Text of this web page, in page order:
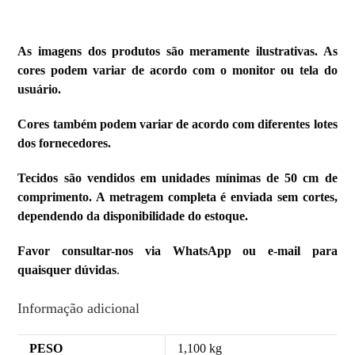
As imagens dos produtos são meramente ilustrativas. As
cores podem variar de acordo com o monitor ou tela do
usuário.
Cores também podem variar de acordo com diferentes lotes
dos fornecedores.
Tecidos são vendidos em unidades mínimas de 50 cm de
comprimento. A metragem completa é enviada sem cortes,
dependendo da disponibilidade do estoque.
Favor consultar-nos via WhatsApp ou e-mail para
quaisquer dúvidas.
Informação adicional
PESO 1,100 kg